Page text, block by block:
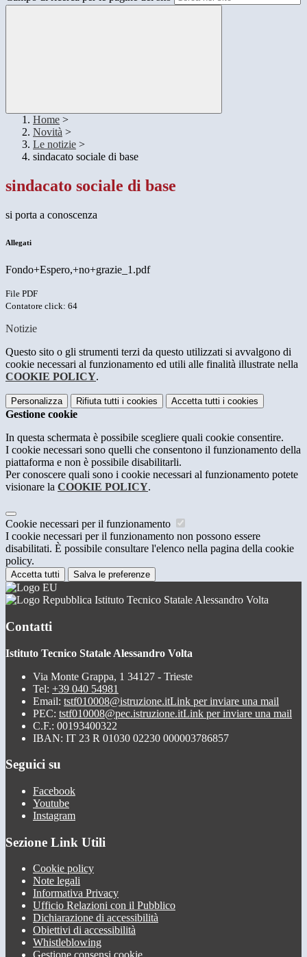
Home >
Novità >
Le notizie >
sindacato sociale di base
sindacato sociale di base
si porta a conoscenza
Allegati
Fondo+Espero,+no+grazie_1.pdf
File PDF
Contatore click: 64
Notizie
Questo sito o gli strumenti terzi da questo utilizzati si avvalgono di
cookie necessari al funzionamento ed utili alle finalità illustrate nella
COOKIE POLICY.
Personalizza Rifiuta tutti i cookies Accetta tutti i cookies
Gestione cookie
In questa schermata è possibile scegliere quali cookie consentire.
I cookie necessari sono quelli che consentono il funzionamento della
piattaforma e non è possibile disabilitarli.
Per conoscere quali sono i cookie necessari al funzionamento potete
visionare la COOKIE POLICY.
Cookie necessari per il funzionamento
I cookie necessari per il funzionamento non possono essere
disabilitati. È possibile consultare l'elenco nella pagina della cookie
policy.
Accetta tutti Salva le preferenze
Istituto Tecnico Statale Alessandro Volta
Contatti
Istituto Tecnico Statale Alessandro Volta
Via Monte Grappa, 1 34127 - Trieste
Tel: +39 040 54981
Email: tstf010008@istruzione.itLink per inviare una mail
PEC: tstf010008@pec.istruzione.itLink per inviare una mail
C.F.: 00193400322
IBAN: IT 23 R 01030 02230 000003786857
Seguici su
Facebook
Youtube
Instagram
Sezione Link Utili
Cookie policy
Note legali
Informativa Privacy
Ufficio Relazioni con il Pubblico
Dichiarazione di accessibilità
Obiettivi di accessibilità
Whistleblowing